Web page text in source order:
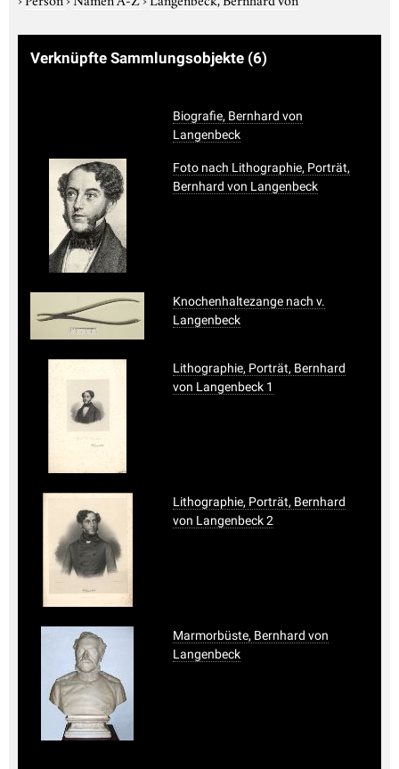
Verknüpfte Sammlungsobjekte (6)
Biografie, Bernhard von
Langenbeck
Foto nach Lithographie, Porträt,
Bernhard von Langenbeck
Knochenhaltezange nach v.
Langenbeck
Lithographie, Porträt, Bernhard
von Langenbeck 1
Lithographie, Porträt, Bernhard
von Langenbeck 2
Marmorbüste, Bernhard von
Langenbeck